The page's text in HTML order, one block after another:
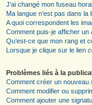
J’ai changé mon fuseau
Ma langue n’est pas dans la
A quoi correspondent les
Comment puis-je afficher un
Qu’est-ce que mon rang et
Lorsque je clique sur le lien
Problèmes liés à la
Comment créer un nouveau
Comment modifier ou
Comment ajouter une